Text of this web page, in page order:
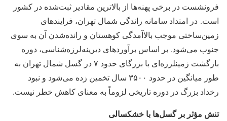
فرونشست در برخی پهنه‌ها از بالاترین مقادیر ثبت‌شده در کشور
است. در امتداد سامانه راندگی شمال تهران، فرایندهای
زمین‌ساختی موجب بالاآمدگی کوهستان و رانده‌شدن آن به سوی
جنوب می‌شود. بر اساس برآوردهای دیرینه‌لرزه‌شناسی، دوره
بازگشت زمینلرزه‌ای با بزرگای حدود ۷ در گسل شمال تهران به
طور میانگین در حدود ۳۵۰۰ سال تخمین زده می‌شود و نبود
رخداد بزرگ در دوره تاریخی لزوماً به معنای کاهش خطر نیست.
تنش مؤثر بر گسل‌ها با خشکسالی